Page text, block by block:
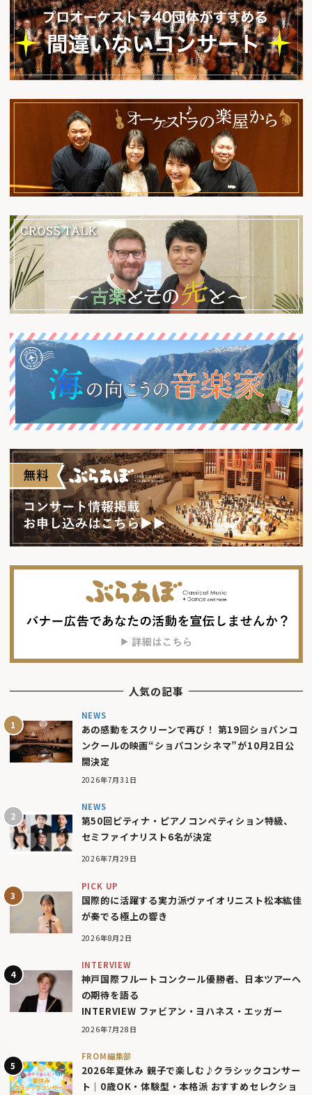
人気の記事
NEWS
あの感動をスクリーンで再び！ 第19回ショパンコ
ンクールの映画“ショパコンシネマ”が10月2日公
開決定
2026年7月31日
NEWS
第50回ピティナ・ピアノコンペティション特級、
セミファイナリスト6名が決定
2026年7月29日
PICK UP
国際的に活躍する実力派ヴァイオリニスト松本紘佳
が奏でる極上の響き
2026年8月2日
INTERVIEW
神戸国際フルートコンクール優勝者、日本ツアーへ
の期待を語る
INTERVIEW ファビアン・ヨハネス・エッガー
2026年7月28日
FROM編集部
2026年夏休み 親子で楽しむ♪クラシックコンサー
ト｜0歳OK・体験型・本格派 おすすめセレクショ